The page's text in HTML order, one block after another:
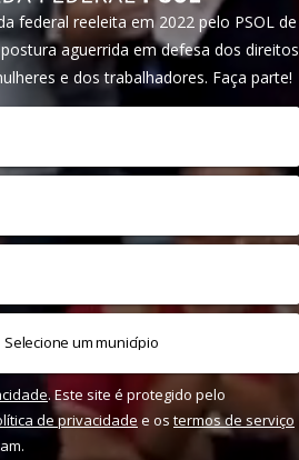
federal reeleita em 2022 pelo PSOL de
aguerrida em defesa dos direitos
e dos trabalhadores. Faça parte!
. Este site é protegido pelo
de privacidade e os termos de serviço